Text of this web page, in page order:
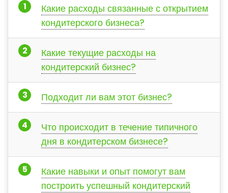
Какие расходы связанные с открытием
кондитерского бизнеса?
Какие текущие расходы на
кондитерский бизнес?
Подходит ли вам этот бизнес?
Что происходит в течение типичного
дня в кондитерском бизнесе?
Какие навыки и опыт помогут вам
построить успешный кондитерский